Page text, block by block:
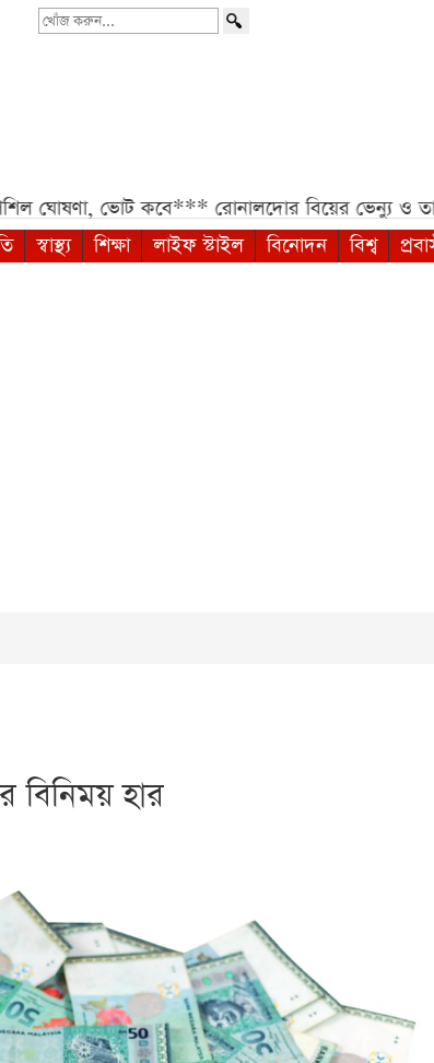
খোঁজ
ভোট কবে*** রোনালদোর বিয়ের ভেন্যু ও তারিখ
স্বাস্থ্য শিক্ষা লাইফ স্টাইল বিনোদন বিশ্ব
বিনিময় হার